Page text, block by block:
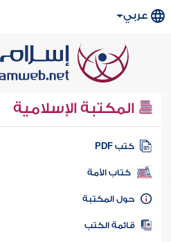
عربي
المكتبة الإسلامية
كتب PDF
كتاب الأمة
المكتبة